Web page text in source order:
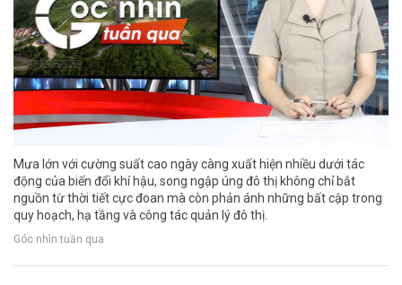
Mưa lớn với cường suất cao ngày càng xuất hiện nhiều dưới tác
động của biến đổi khí hậu, song ngập úng đô thị không chỉ bắt
nguồn từ thời tiết cực đoan mà còn phản ánh những bất cập trong
quy hoạch, hạ tầng và công tác quản lý đô thị.
Góc nhìn tuần qua